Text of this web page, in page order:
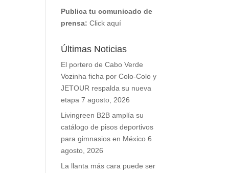
Publica tu comunicado de
prensa: Click aquí
Últimas Noticias
El portero de Cabo Verde
Vozinha ficha por Colo-Colo y
JETOUR respalda su nueva
etapa 7 agosto, 2026
Livingreen B2B amplía su
catálogo de pisos deportivos
para gimnasios en México 6
agosto, 2026
La llanta más cara puede ser